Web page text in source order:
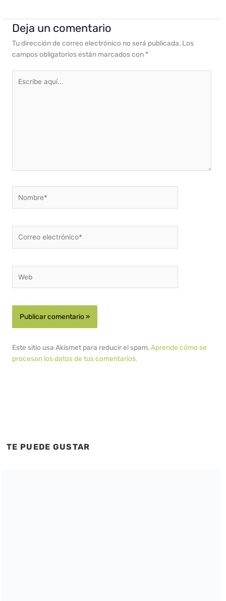
Deja un comentario
Tu dirección de correo electrónico no será publicada. Los
campos obligatorios están marcados con *
aquí...
electrónico*
Este sitio usa Akismet para reducir el spam.Aprende cómo se
procesan los datos de tus comentarios.
TE PUEDE GUSTAR